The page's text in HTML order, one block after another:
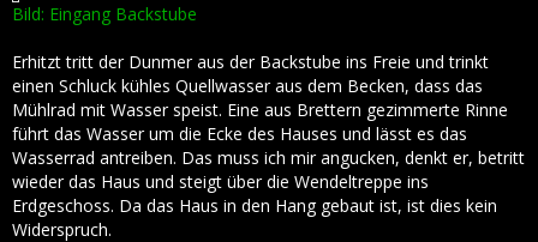
Bild: Eingang Backstube
Erhitzt tritt der Dunmer aus der Backstube ins Freie und trinkt
einen Schluck kühles Quellwasser aus dem Becken, dass das
Mühlrad mit Wasser speist. Eine aus Brettern gezimmerte Rinne
führt das Wasser um die Ecke des Hauses und lässt es das
Wasserrad antreiben. Das muss ich mir angucken, denkt er, betritt
wieder das Haus und steigt über die Wendeltreppe ins
Erdgeschoss. Da das Haus in den Hang gebaut ist, ist dies kein
Widerspruch.